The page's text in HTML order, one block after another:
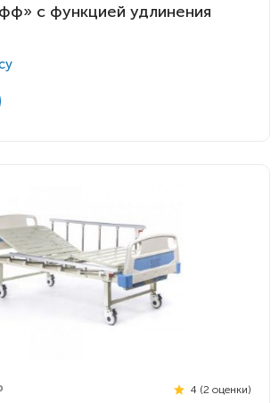
с функцией удлинения
4 (2 оценки)